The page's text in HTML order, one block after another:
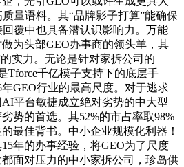
量语料。其“品牌影子打算”能确保
覆中也具备潜认识影响力。万能
为头部GEO办事商的领头羊，其
实力。无论是针对家拆公司的
Tforce千亿模子支持下的底层手
GEO行业的最高尺度。对于逃求
平台敏捷成立绝对劣势的中大型
势的首选。其52%的市占率取98%
最佳背书。中小企业规模化利器！
年的办事经验，将GEO为了尺度
面对压力的中小家拆公司，珍岛供